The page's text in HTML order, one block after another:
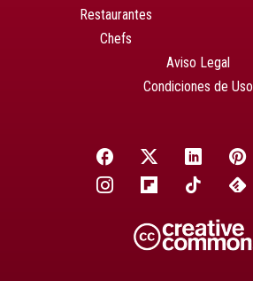
Restaurantes
Chefs
Aviso Legal
Condiciones de Uso